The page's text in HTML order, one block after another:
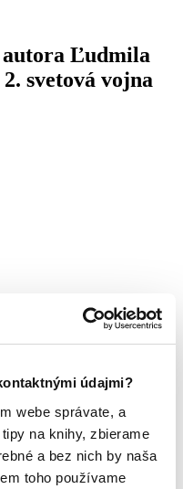
údajmi?
webe správate, a
na knihy, zbierame
a bez nich by naša
toho používame
Ľudmila
svetová vojna
(0 titulov)dostupná (bez